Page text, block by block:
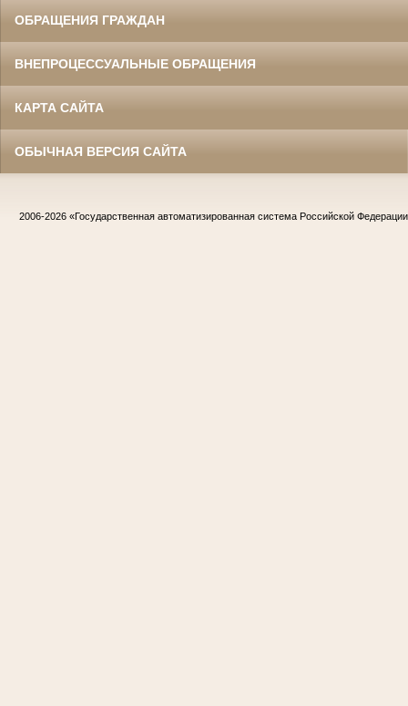
ОБРАЩЕНИЯ ГРАЖДАН
ВНЕПРОЦЕССУАЛЬНЫЕ ОБРАЩЕНИЯ
КАРТА САЙТА
ОБЫЧНАЯ ВЕРСИЯ САЙТА
2006-2026 «Государственная автоматизированная система Российской